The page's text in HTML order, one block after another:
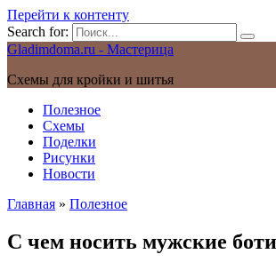
Перейти к контенту
Search for:
Gladimdoma.ru - Мастерица
Схемы для кройки и шитья
Полезное
Схемы
Поделки
Рисунки
Новости
Главная » Полезное
С чем носить мужские